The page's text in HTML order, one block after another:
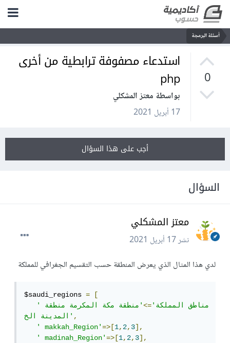
أسئلة البرمجة
0
استدعاء مصفوفة ترابطية من أخرى
php
بواسطة معتز المشكلي
17 أبريل 2021
أجب على هذا السؤال
السؤال
معتز المشكلي
نشر17 أبريل 2021
لدي هذا المثال الذي يعرض المنطقة حسب التقسيم الجغرافي للمملكة
$saudi_regions =
[
'مناطق المملكة'=>
'منطقة مكة المكرمة منطقة
المدينة الخ',
' makkah_Region'=>[1,2,3],
' madinah_Region'=>[1,2,3],